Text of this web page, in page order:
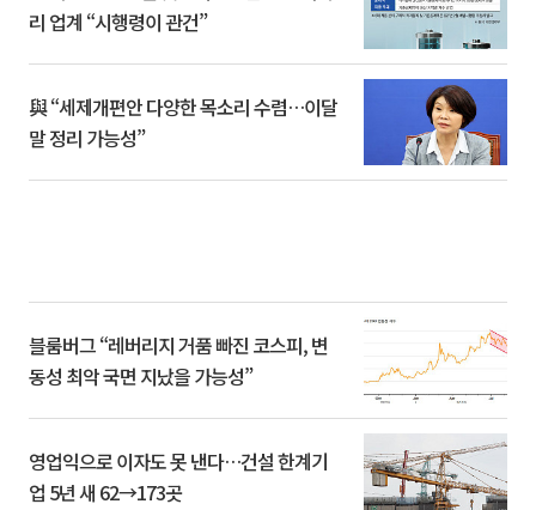
리 업계 “시행령이 관건”
與 “세제개편안 다양한 목소리 수렴…이달
말 정리 가능성”
블룸버그 “레버리지 거품 빠진 코스피, 변
동성 최악 국면 지났을 가능성”
영업익으로 이자도 못 낸다…건설 한계기
업 5년 새 62→173곳